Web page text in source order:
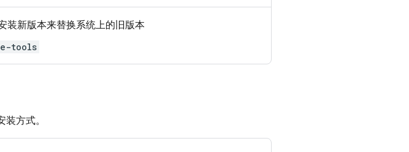
装新版本来替换系统上的旧版本
tools
方式。